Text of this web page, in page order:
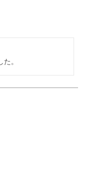
。